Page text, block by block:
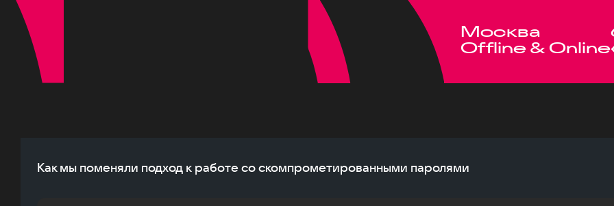
Москва
Offline & Online
Как мы поменяли подход к работе со скомпрометированными паролями